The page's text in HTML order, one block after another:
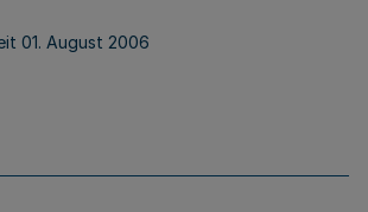
01. August 2006